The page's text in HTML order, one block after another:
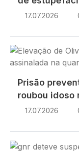
17.07.2026
Imagem
Prisão
roubou idoso
17.07.2026
Imagem